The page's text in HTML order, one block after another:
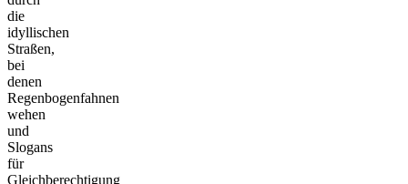
die
idyllischen
Straßen,
bei
denen
Regenbogenfahnen
wehen
und
Slogans
für
Gleichberechtigung